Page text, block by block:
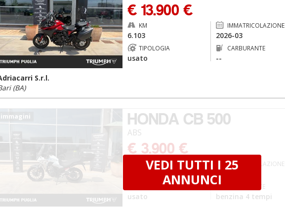
€ 13.900 €
KM
6.103
IMMATRICOLAZIONE
2026-03
TIPOLOGIA
usato
CARBURANTE
--
S.r.l.
(BA)
immagini HONDA CB 500
ABS
€ 3.900 €
KM IMMATRICOLAZIONE
2021-06
TIPOLOGIA
usato
CARBURANTE
benzina 4 tempi
VEDI TUTTI I 25
ANNUNCI